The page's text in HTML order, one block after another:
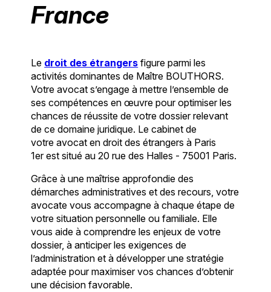
France
Le droit des étrangers figure parmi les
activités dominantes de Maître BOUTHORS.
Votre avocat s’engage à mettre l’ensemble de
ses compétences en œuvre pour optimiser les
chances de réussite de votre dossier relevant
de ce domaine juridique. Le cabinet de
votre avocat en droit des étrangers à Paris
1er est situé au 20 rue des Halles - 75001 Paris.
Grâce à une maîtrise approfondie des
démarches administratives et des recours, votre
avocate vous accompagne à chaque étape de
votre situation personnelle ou familiale. Elle
vous aide à comprendre les enjeux de votre
dossier, à anticiper les exigences de
l’administration et à développer une stratégie
adaptée pour maximiser vos chances d’obtenir
une décision favorable.